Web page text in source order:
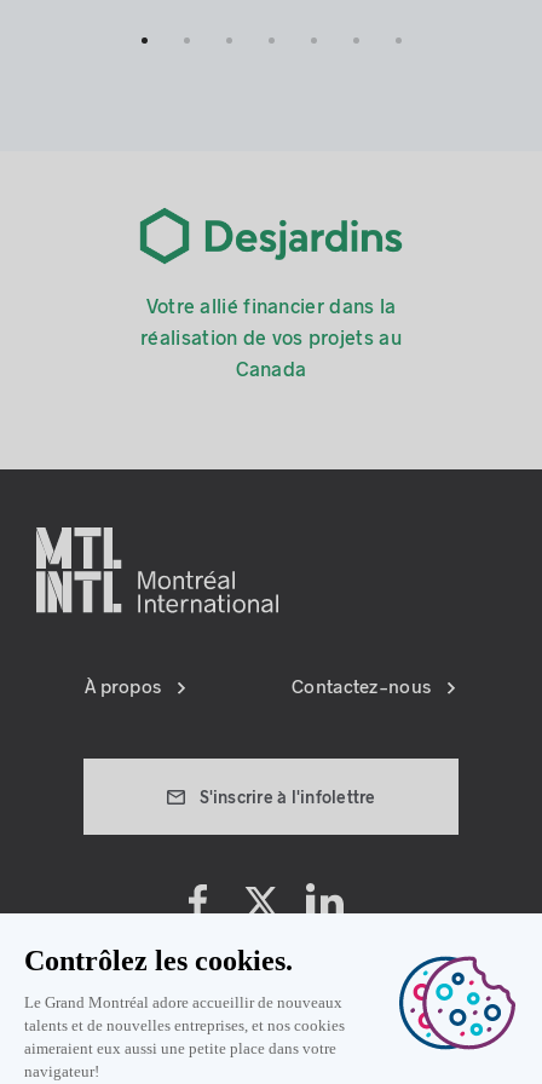
Votre allié financier dans la
réalisation de vos projets au
Canada
S'inscrire à l'infolettre
À propos Contactez-nous
Préférences témoins
Politique de vie privée